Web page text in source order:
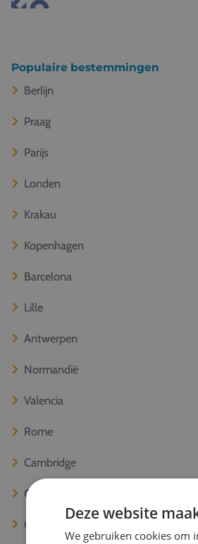
Populaire bestemmingen
Berlijn
Praag
Parijs
Londen
Krakau
Kopenhagen
Barcelona
Lille
Antwerpen
Normandië
Valencia
Rome
Cambridge
Oxford
Canterbury
Deze website
We gebruiken cookies om